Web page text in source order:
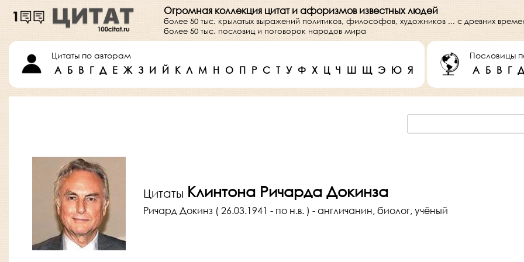
Огромная коллекция цитат и афоризмов известных людей
более 50 тыс. крылатых выражений политиков, философов, художников ... с древних
более 50 тыс. пословиц и поговорок народов мира
Цитаты по авторам
А Б В Г Д Е Ж З И Й К Л М Н О П Р С Т У Ф Х Ц Ч Ш Щ Э Ю Я
Пословицы
А Б В Г Д
Цитаты Клинтона Ричарда Докинза
Ричард Докинз ( 26.03.1941 - по н.в. ) - англичанин, биолог, учёный